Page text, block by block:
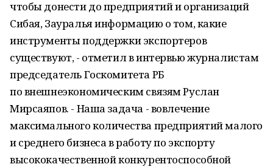
чтобы донести до предприятий и организаций
Сибая, Зауралья информацию о том, какие
инструменты поддержки экспортеров
существуют, - отметил в интервью журналистам
председатель Госкомитета РБ
по внешнеэкономическим связям Руслан
Мирсаяпов. - Наша задача - вовлечение
максимального количества предприятий малого
и среднего бизнеса в работу по экспорту
высококачественной конкурентоспособной